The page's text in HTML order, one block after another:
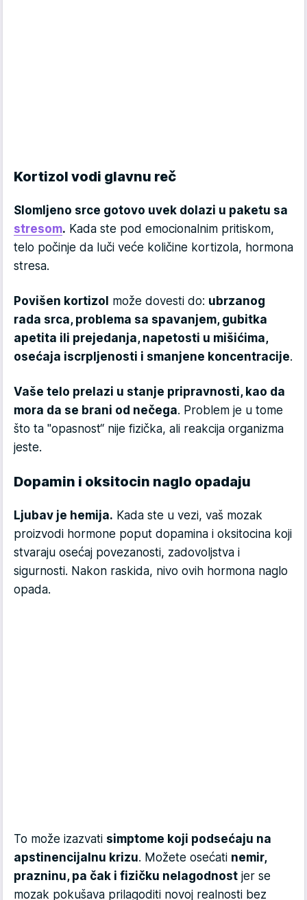
Kortizol vodi glavnu reč
Slomljeno srce gotovo uvek dolazi u paketu sa
stresom. Kada ste pod emocionalnim pritiskom,
telo počinje da luči veće količine kortizola, hormona
stresa.
Povišen kortizol može dovesti do: ubrzanog
rada srca, problema sa spavanjem, gubitka
apetita ili prejedanja, napetosti u mišićima,
osećaja iscrpljenosti i smanjene koncentracije.
Vaše telo prelazi u stanje pripravnosti, kao da
mora da se brani od nečega. Problem je u tome
što ta "opasnost“ nije fizička, ali reakcija organizma
jeste.
Dopamin i oksitocin naglo opadaju
Ljubav je hemija. Kada ste u vezi, vaš mozak
proizvodi hormone poput dopamina i oksitocina koji
stvaraju osećaj povezanosti, zadovoljstva i
sigurnosti. Nakon raskida, nivo ovih hormona naglo
opada.
To može izazvati simptome koji podsećaju na
apstinencijalnu krizu. Možete osećati nemir,
prazninu, pa čak i fizičku nelagodnost jer se
mozak pokušava prilagoditi novoj realnosti bez